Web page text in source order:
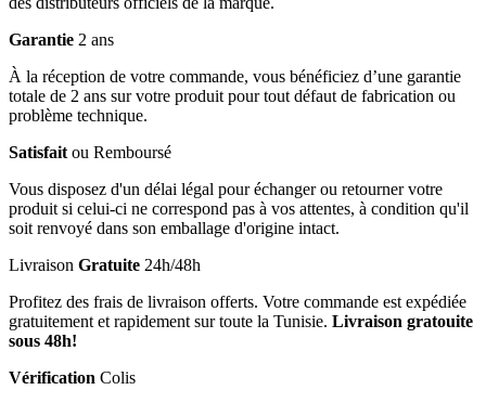
Garantie 2 ans
À la réception de votre commande, vous bénéficiez d’une garantie
totale de 2 ans sur votre produit pour tout défaut de fabrication ou
problème technique.
Satisfait ou Remboursé
Vous disposez d'un délai légal pour échanger ou retourner votre
produit si celui-ci ne correspond pas à vos attentes, à condition qu'il
soit renvoyé dans son emballage d'origine intact.
Livraison Gratuite 24h/48h
Profitez des frais de livraison offerts. Votre commande est expédiée
gratuitement et rapidement sur toute la Tunisie. Livraison gratouite
sous 48h!
Vérification Colis